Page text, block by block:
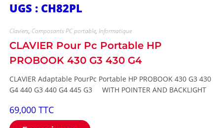
UGS : CH82PL
Claviers, Composants PC portable, Informatique
CLAVIER Pour Pc Portable HP
PROBOOK 430 G3 430 G4
CLAVIER Adaptable PourPc Portable HP PROBOOK 430 G3 430
G4 440 G3 440 G4 445 G3 WITH POINTER AND BACKLIGHT
69,000 TTC